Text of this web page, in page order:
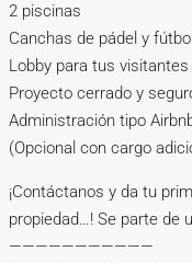
2 piscinas
Canchas de pádel y fútbol
Lobby para tus visitantes
Proyecto cerrado y
Administración tipo
(Opcional con cargo
¡Contáctanos y da tu
propiedad…! Se parte de
———————————